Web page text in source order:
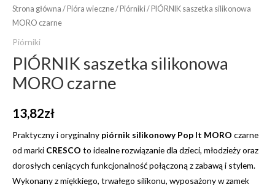
Strona główna / Pióra wieczne/ Piórniki/ PIÓRNIK saszetka silikonowa
MORO czarne
Piórniki
PIÓRNIK saszetka silikonowa
MORO czarne
13,82zł
Praktyczny i oryginalny piórnik silikonowy Pop It MORO czarne
od marki CRESCO to idealne rozwiązanie dla dzieci, młodzieży oraz
dorosłych ceniących funkcjonalność połączoną z zabawą i stylem.
Wykonany z miękkiego, trwałego silikonu, wyposażony w zamek